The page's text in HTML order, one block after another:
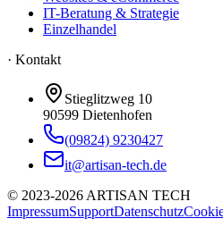
IT-Beratung & Strategie
Einzelhandel
· Kontakt
Stieglitzweg 10
90599 Dietenhofen
(09824) 9230427
it@artisan-tech.de
© 2023-2026 ARTISAN TECH
ImpressumSupportDatenschutz